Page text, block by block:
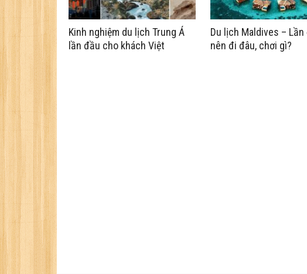
Kinh nghiệm du lịch Trung Á
lần đầu cho khách Việt
Du lịch Maldives – Lần
nên đi đâu, chơi gì?